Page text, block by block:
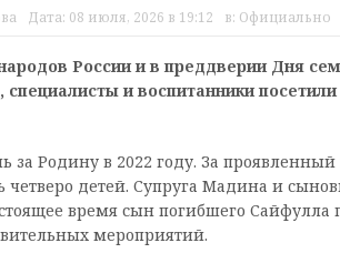
Дата: 08 июля, 2026 в 19:12 в: Официально
России и в преддверии Дня
и воспитанники
Родину в 2022 году. За
четверо детей. Супруга Мадина и
время сын погибшего
мероприятий.